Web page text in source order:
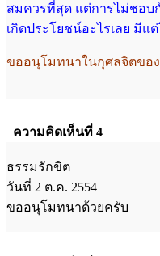
สมควรที่สุด แต่การไม่ชอบ
เกิดประโยชน์อะไรเลย มีแ
ขออนุโมทนาในกุศลจิตขอ
ความคิดเห็นที่ 4
ธรรมรักขิต
วันที่ 2 ต.ค. 2554
ขออนุโมทนาด้วยครับ